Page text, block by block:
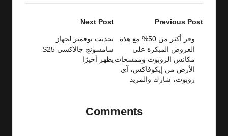
Post
navigation
Previous Post
وفر أكثر من 50% مع هذه
العروض المبكرة على
مكانس الروبوت وممسحات
الأرض من إيكوفاكس، آي
روبوت، شارك والمزيد
Next Post
تحديث نوفمبر لجهاز
سامسونج جالاكسي S25
يظهر أخيرًا
Comments